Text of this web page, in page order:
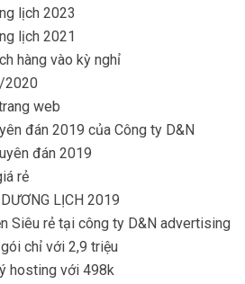
lịch 2023
lịch 2021
hàng vào kỳ nghỉ
2020
web
đán 2019 của Công ty D&N
đán 2019
rẻ
LỊCH 2019
Siêu rẻ tại công ty D&N advertising
chỉ với 2,9 triệu
hosting với 498k